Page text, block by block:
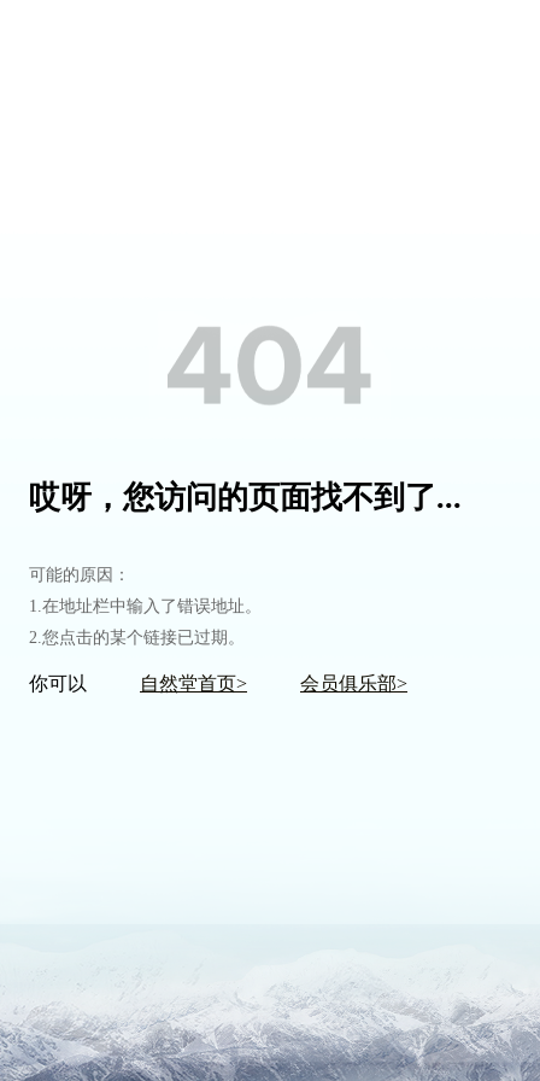
哎呀，您访问的页面找不到了...
可能的原因：
1.在地址栏中输入了错误地址。
2.您点击的某个链接已过期。
你可以 自然堂首页> 会员俱乐部>